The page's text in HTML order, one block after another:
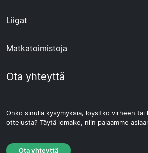
Liigat
Matkatoimistoja
Ota yhteyttä
Onko sinulla kysymyksiä, löysitkö virheen tai
ottelusta? Täytä lomake, niin palaamme
Ota yhteyttä